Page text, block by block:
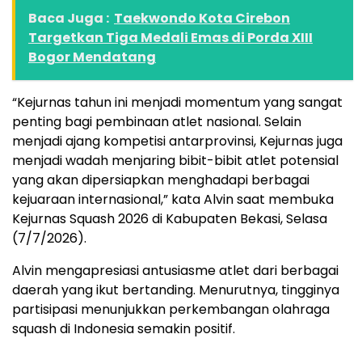
Baca Juga : Taekwondo Kota Cirebon
Targetkan Tiga Medali Emas di Porda XIII
Bogor Mendatang
“Kejurnas tahun ini menjadi momentum yang sangat
penting bagi pembinaan atlet nasional. Selain
menjadi ajang kompetisi antarprovinsi, Kejurnas juga
menjadi wadah menjaring bibit-bibit atlet potensial
yang akan dipersiapkan menghadapi berbagai
kejuaraan internasional,” kata Alvin saat membuka
Kejurnas Squash 2026 di Kabupaten Bekasi, Selasa
(7/7/2026).
Alvin mengapresiasi antusiasme atlet dari berbagai
daerah yang ikut bertanding. Menurutnya, tingginya
partisipasi menunjukkan perkembangan olahraga
squash di Indonesia semakin positif.